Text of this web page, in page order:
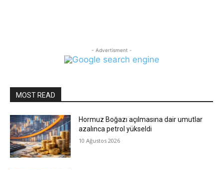
- Advertisment -
MOST READ
Hormuz Boğazı açılmasına dair umutlar
azalınca petrol yükseldi
10 Ağustos 2026